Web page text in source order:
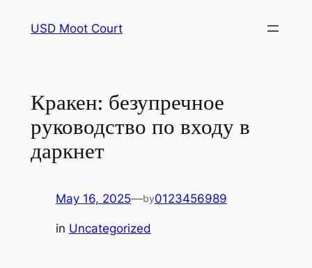
USD Moot Court
Кракен: безупречное
руководство по входу в
даркнет
May 16, 2025—by0123456989
in Uncategorized